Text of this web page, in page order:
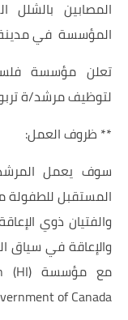
المصابين
المؤسسة في
تعلن مؤسسة
لتوظيف مرشد/ة
** ظروف العمل:
سوف يعمل
المستقبل للطفولة
والفتيان ذوي
والإعاقة في سياق
of Canada